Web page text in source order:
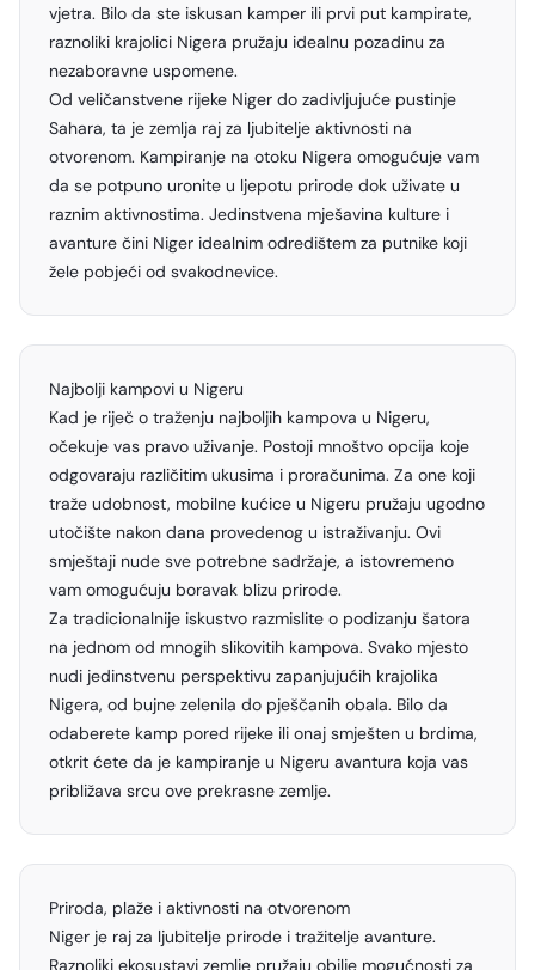
vjetra. Bilo da ste iskusan kamper ili prvi put kampirate,
raznoliki krajolici Nigera pružaju idealnu pozadinu za
nezaboravne uspomene.
Od veličanstvene rijeke Niger do zadivljujuće pustinje
Sahara, ta je zemlja raj za ljubitelje aktivnosti na
otvorenom. Kampiranje na otoku Nigera omogućuje vam
da se potpuno uronite u ljepotu prirode dok uživate u
raznim aktivnostima. Jedinstvena mješavina kulture i
avanture čini Niger idealnim odredištem za putnike koji
žele pobjeći od svakodnevice.
Najbolji kampovi u Nigeru
Kad je riječ o traženju najboljih kampova u Nigeru,
očekuje vas pravo uživanje. Postoji mnoštvo opcija koje
odgovaraju različitim ukusima i proračunima. Za one koji
traže udobnost, mobilne kućice u Nigeru pružaju ugodno
utočište nakon dana provedenog u istraživanju. Ovi
smještaji nude sve potrebne sadržaje, a istovremeno
vam omogućuju boravak blizu prirode.
Za tradicionalnije iskustvo razmislite o podizanju šatora
na jednom od mnogih slikovitih kampova. Svako mjesto
nudi jedinstvenu perspektivu zapanjujućih krajolika
Nigera, od bujne zelenila do pješčanih obala. Bilo da
odaberete kamp pored rijeke ili onaj smješten u brdima,
otkrit ćete da je kampiranje u Nigeru avantura koja vas
približava srcu ove prekrasne zemlje.
Priroda, plaže i aktivnosti na otvorenom
Niger je raj za ljubitelje prirode i tražitelje avanture.
Raznoliki ekosustavi zemlje pružaju obilje mogućnosti za